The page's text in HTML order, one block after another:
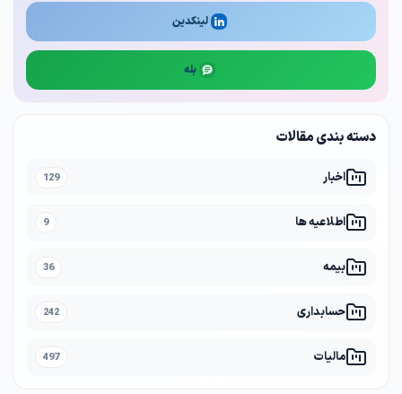
لینکدین
بله
دسته بندی مقالات
اخبار 129
اطلاعیه ها 9
بیمه 36
حسابداری 242
مالیات 497